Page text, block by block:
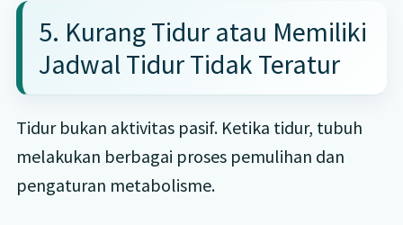
5. Kurang Tidur atau Memiliki
Jadwal Tidur Tidak Teratur
Tidur bukan aktivitas pasif. Ketika tidur, tubuh
melakukan berbagai proses pemulihan dan
pengaturan metabolisme.